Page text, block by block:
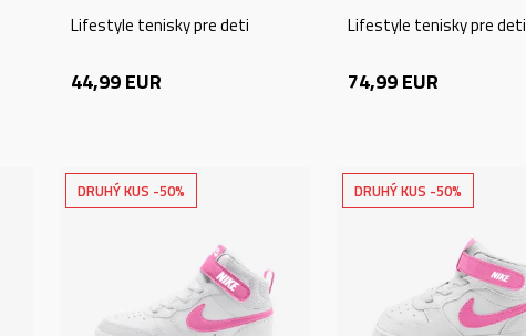
Lifestyle tenisky pre deti
44,99EUR
Lifestyle tenisky pre deti
74,99EUR
DRUHÝ KUS -50% DRUHÝ KUS -50%